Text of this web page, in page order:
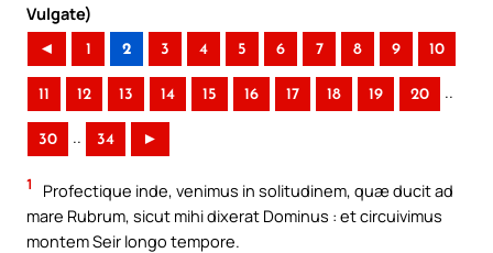
Vulgate)
◄ 1 2 3 4 5 6 7 8 9 10
11 12 13 14 15 16 17 18 19 20 ..
30 .. 34 ►
1
Profectique inde, venimus in solitudinem, quæ ducit ad
mare Rubrum, sicut mihi dixerat Dominus : et circuivimus
montem Seir longo tempore.